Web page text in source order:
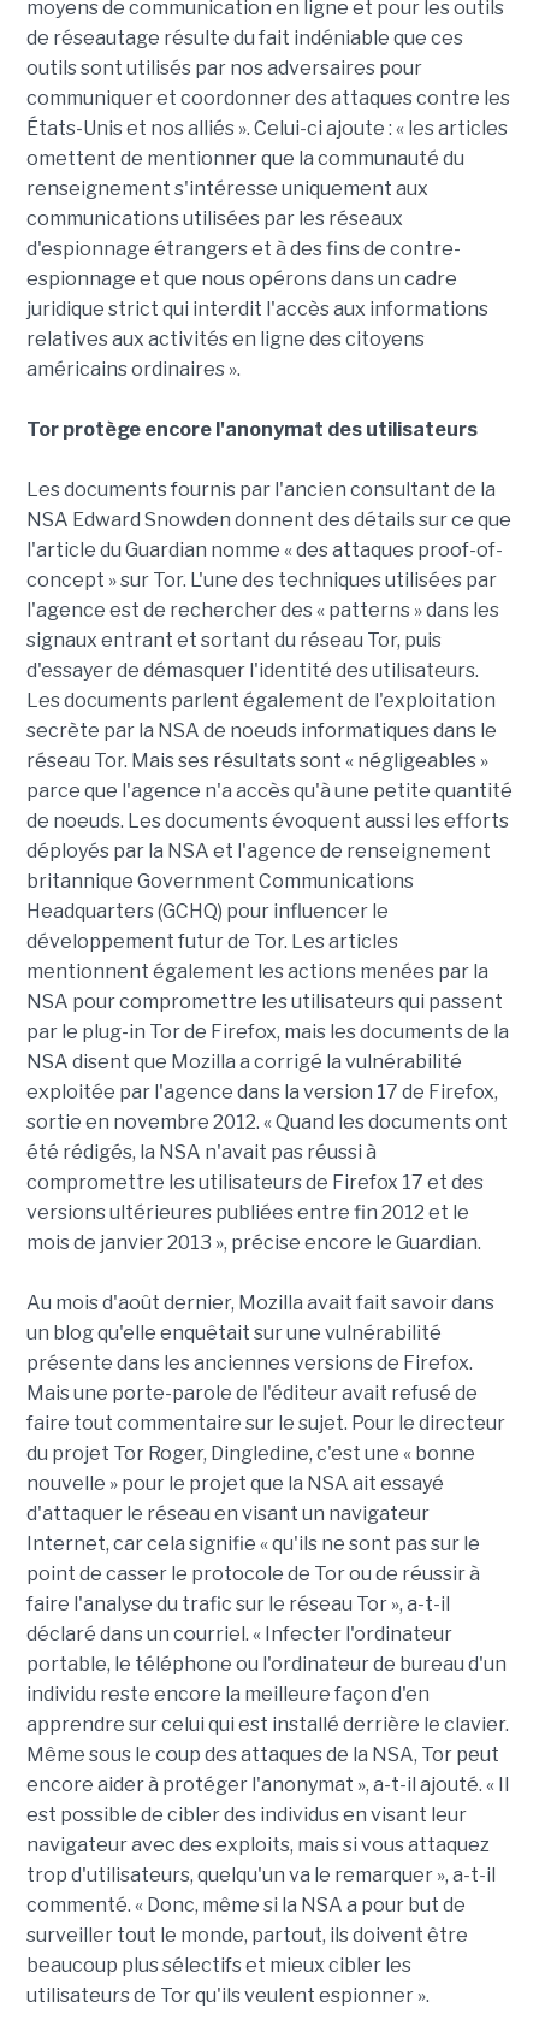
moyens de communication en ligne et pour les outils
de réseautage résulte du fait indéniable que ces
outils sont utilisés par nos adversaires pour
communiquer et coordonner des attaques contre les
États-Unis et nos alliés ». Celui-ci ajoute : « les articles
omettent de mentionner que la communauté du
renseignement s'intéresse uniquement aux
communications utilisées par les réseaux
d'espionnage étrangers et à des fins de contre-
espionnage et que nous opérons dans un cadre
juridique strict qui interdit l'accès aux informations
relatives aux activités en ligne des citoyens
américains ordinaires ».
Tor protège encore l'anonymat des utilisateurs
Les documents fournis par l'ancien consultant de la
NSA Edward Snowden donnent des détails sur ce que
l'article du Guardian nomme « des attaques proof-of-
concept » sur Tor. L'une des techniques utilisées par
l'agence est de rechercher des « patterns » dans les
signaux entrant et sortant du réseau Tor, puis
d'essayer de démasquer l'identité des utilisateurs.
Les documents parlent également de l'exploitation
secrète par la NSA de noeuds informatiques dans le
réseau Tor. Mais ses résultats sont « négligeables »
parce que l'agence n'a accès qu'à une petite quantité
de noeuds. Les documents évoquent aussi les efforts
déployés par la NSA et l'agence de renseignement
britannique Government Communications
Headquarters (GCHQ) pour influencer le
développement futur de Tor. Les articles
mentionnent également les actions menées par la
NSA pour compromettre les utilisateurs qui passent
par le plug-in Tor de Firefox, mais les documents de la
NSA disent que Mozilla a corrigé la vulnérabilité
exploitée par l'agence dans la version 17 de Firefox,
sortie en novembre 2012. « Quand les documents ont
été rédigés, la NSA n'avait pas réussi à
compromettre les utilisateurs de Firefox 17 et des
versions ultérieures publiées entre fin 2012 et le
mois de janvier 2013 », précise encore le Guardian.
Au mois d'août dernier, Mozilla avait fait savoir dans
un blog qu'elle enquêtait sur une vulnérabilité
présente dans les anciennes versions de Firefox.
Mais une porte-parole de l'éditeur avait refusé de
faire tout commentaire sur le sujet. Pour le directeur
du projet Tor Roger, Dingledine, c'est une « bonne
nouvelle » pour le projet que la NSA ait essayé
d'attaquer le réseau en visant un navigateur
Internet, car cela signifie « qu'ils ne sont pas sur le
point de casser le protocole de Tor ou de réussir à
faire l'analyse du trafic sur le réseau Tor », a-t-il
déclaré dans un courriel. « Infecter l'ordinateur
portable, le téléphone ou l'ordinateur de bureau d'un
individu reste encore la meilleure façon d'en
apprendre sur celui qui est installé derrière le clavier.
Même sous le coup des attaques de la NSA, Tor peut
encore aider à protéger l'anonymat », a-t-il ajouté. « Il
est possible de cibler des individus en visant leur
navigateur avec des exploits, mais si vous attaquez
trop d'utilisateurs, quelqu'un va le remarquer », a-t-il
commenté. « Donc, même si la NSA a pour but de
surveiller tout le monde, partout, ils doivent être
beaucoup plus sélectifs et mieux cibler les
utilisateurs de Tor qu'ils veulent espionner ».